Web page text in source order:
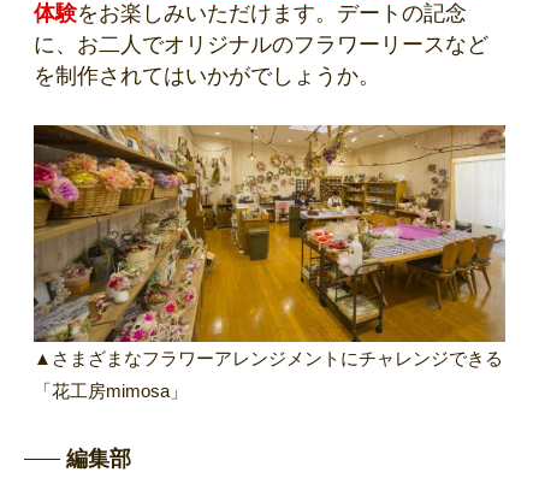
体験をお楽しみいただけます。デートの記念
に、お二人でオリジナルのフラワーリースなど
を制作されてはいかがでしょうか。
▲さまざまなフラワーアレンジメントにチャレンジできる
「花工房mimosa」
編集部